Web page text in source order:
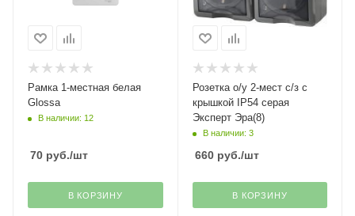
Рамка 1-местная белая
Glossa
В наличии: 12
70 руб./шт
В КОРЗИНУ
Розетка о/у 2-мест с/з с
крышкой IP54 серая
Эксперт Эра(8)
В наличии: 3
660руб./шт
В КОРЗИНУ